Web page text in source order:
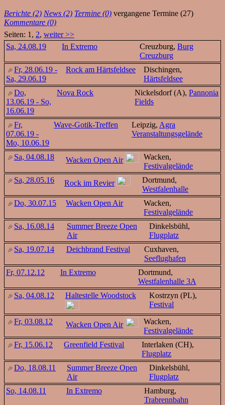
Berichte (2) News (2) Termine (0) vergangene Termine (27)
Kommentare (0)
Seiten: 1, 2, weiter >>
Sa, 24.08.19
In Extremo Creuzburg,Burg
Creuzburg
Fr, 28.06.19 -
Sa, 29.06.19
Rock am Härtsfeldsee
Dischingen,
Härtsfeldsee
Do,
13.06.19 - So,
16.06.19
Nova Rock Nickelsdorf (A),Pannonia
Fields
Fr,
07.06.19 -
Mo, 10.06.19
Wave-Gotik-Treffen Leipzig, Agra
Veranstaltungsgelände
Sa, 04.08.18 Wacken Open Air
Wacken,
Festivalgelände
Sa, 28.05.16
Rock im Revier
Dortmund,
Westfalenhalle
Do, 30.07.15
Wacken Open Air
Wacken,
Festivalgelände
Sa, 16.08.14
Summer Breeze Open
Air
Dinkelsbühl,
Flugplatz
Sa, 19.07.14
Deichbrand Festival
Cuxhaven,
Seeflughafen
Fr, 07.12.12
In Extremo
Dortmund,
Westfalenhalle 3A
Sa, 04.08.12
Haltestelle Woodstock
Kostrzyn (PL),
Festival
Fr, 03.08.12
Wacken Open Air
Wacken,
Festivalgelände
Fr, 15.06.12
Greenfield Festival
Interlaken (CH),
Flugplatz
Do, 18.08.11
Summer Breeze Open
Air
Dinkelsbühl,
Flugplatz
So, 14.08.11
In Extremo
Hamburg,
Trabrennbahn